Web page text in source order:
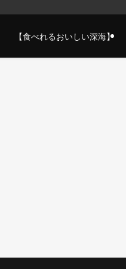
【食べれるおいしい深海】